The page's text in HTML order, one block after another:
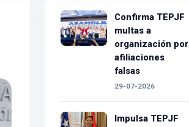
Confirma TEPJF
multas a
organización por
afiliaciones
falsas
29-07-2026
Impulsa TEPJF